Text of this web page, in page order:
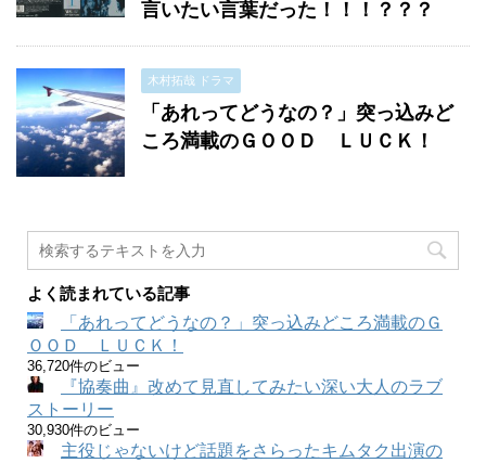
言いたい言葉だった！！！？？？
木村拓哉 ドラマ
「あれってどうなの？」突っ込みど
ころ満載のＧＯＯＤ ＬＵＣＫ！
よく読まれている記事
「あれってどうなの？」突っ込みどころ満載のＧ
ＯＯＤ ＬＵＣＫ！
36,720件のビュー
『協奏曲』改めて見直してみたい深い大人のラブ
ストーリー
30,930件のビュー
主役じゃないけど話題をさらったキムタク出演の